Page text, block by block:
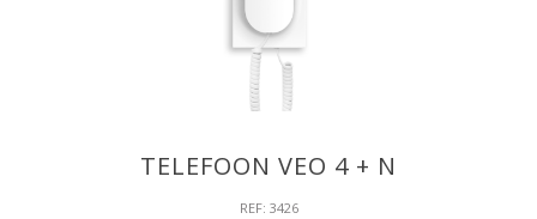
TELEFOON VEO 4 + N
REF: 3426